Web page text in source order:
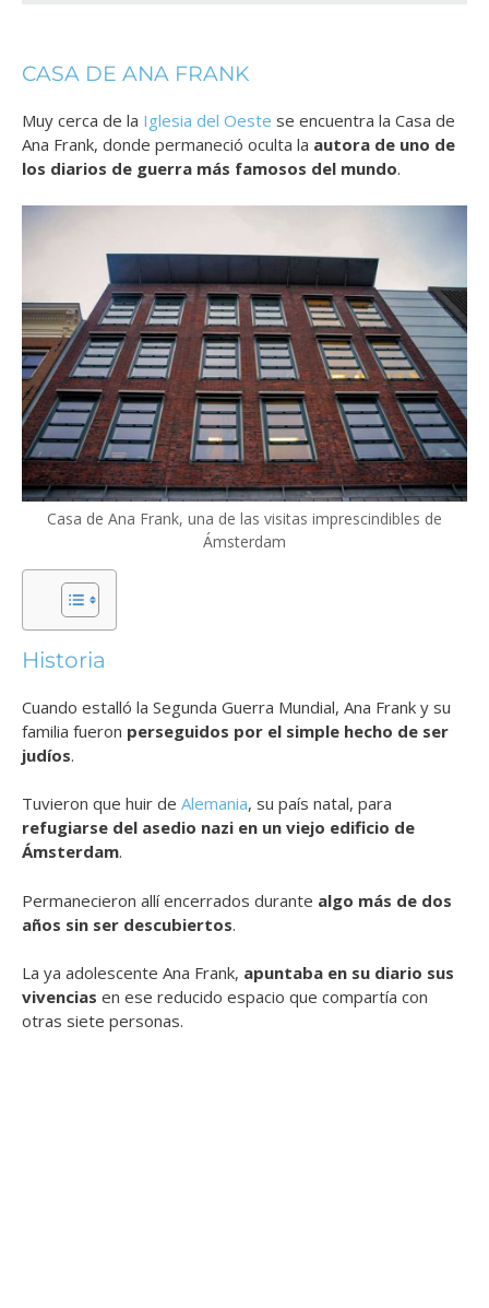
CASA DE ANA FRANK
Muy cerca de la Iglesia del Oeste se encuentra la Casa de
Ana Frank, donde permaneció oculta la autora de uno de
los diarios de guerra más famosos del mundo.
Casa de Ana Frank, una de las visitas imprescindibles de
Ámsterdam
Historia
Cuando estalló la Segunda Guerra Mundial, Ana Frank y su
familia fueron perseguidos por el simple hecho de ser
judíos.
Tuvieron que huir de Alemania, su país natal, para
refugiarse del asedio nazi en un viejo edificio de
Ámsterdam.
Permanecieron allí encerrados durante algo más de dos
años sin ser descubiertos.
La ya adolescente Ana Frank, apuntaba en su diario sus
vivencias en ese reducido espacio que compartía con
otras siete personas.